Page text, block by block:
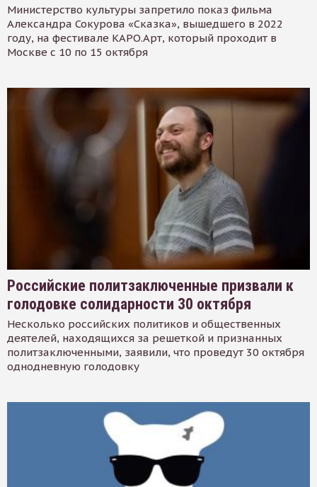
Министерство культуры запретило показ фильма
Александра Сокурова «Сказка», вышедшего в 2022
году, на фестивале КАРО.Арт, который проходит в
Москве с 10 по 15 октября
Российские политзаключенные призвали к
голодовке солидарности 30 октября
Несколько российских политиков и общественных
деятелей, находящихся за решеткой и признанных
политзаключенными, заявили, что проведут 30 октября
однодневную голодовку